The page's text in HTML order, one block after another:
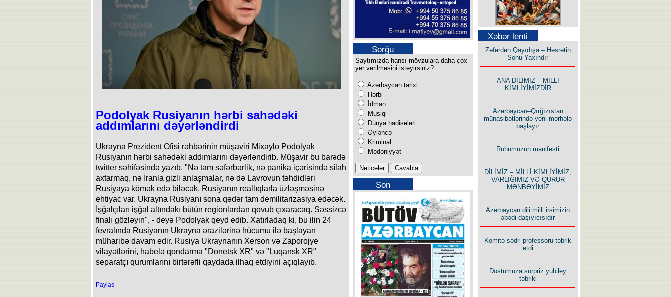
Podolyak Rusiyanın hərbi sahədəki
addımlarını dəyərləndirdi
Ukrayna Prezident Ofisi rəhbərinin müşaviri Mixaylo Podolyak
Rusiyanın hərbi sahədəki addımlarını dəyərləndirib. Müşavir bu barədə
twitter səhifəsində yazıb. "Nə tam səfərbərlik, nə panika içərisində silah
axtarmaq, nə İranla gizli anlaşmalar, nə də Lavrovun təhdidləri
Rusiyaya kömək edə biləcək. Rusiyanın reallıqlarla üzləşməsinə
ehtiyac var. Ukrayna Rusiyanı sona qədər tam demilitarizasiya edəcək.
İşğalçıları işğal altındakı bütün regionlardan qovub çıxaracaq. Səssizcə
finalı gözləyin", - deyə Podolyak qeyd edib. Xatırladaq ki, bu ilin 24
fevralında Rusiyanın Ukrayna ərazilərinə hücumu ilə başlayan
müharibə davam edir. Rusiya Ukraynanın Xerson və Zaporojye
vilayətlərini, habelə qondarma "Donetsk XR" və "Luqansk XR"
separatçı qurumlarını birtərəfli qaydada ilhaq etdiyini açıqlayıb.
Paylaş
Sorğu
Saytımızda hansı mövzulara daha çox
yer verilməsini istəyirsiniz?
Azərbaycan tarixi
Hərbi
İdman
Musiqi
Dünya hadisələri
Əyləncə
Kriminal
Mədəniyyət
Son
buraxılışımız
Səfər Alışarlı yazır
Uzun yolun Yolçusu
Bu yolda mən varam!
İlham İsmayıl yazır:
Xəbər lenti
Zəfərdən Qayıdışa – Həsrətin
Sonu Yaxındır
ANA DİLİMİZ – MİLLİ
KİMLİYİMİZDİR
Azərbaycan–Qırğızıstan
münasibətlərində yeni mərhələ
başlayır
Ruhumuzun manifesti
DİLİMİZ – MİLLİ KİMLİYİMİZ,
VARLIĞIMIZ VƏ QÜRUR
MƏNBƏYİMİZ
Azərbaycan dili milli irsimizin
əbədi daşıyıcısıdır
Komitə sədri professoru təbrik
etdi
Dostumuza sürpriz yubiley
təbriki